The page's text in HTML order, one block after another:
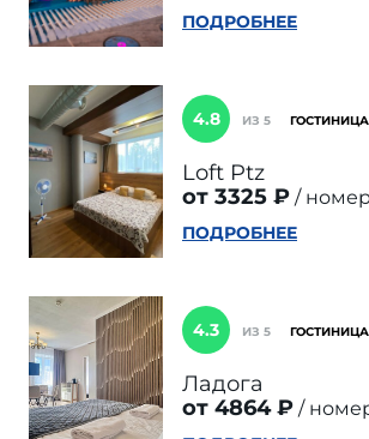
ПОДРОБНЕЕ
4.8 ИЗ 5
Loft Ptz
от 3325 ₽
номер
ПОДРОБНЕЕ
4.3 ИЗ 5
Ладога
от 4864 ₽